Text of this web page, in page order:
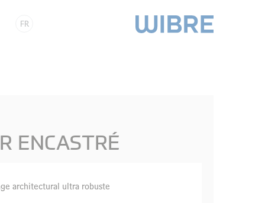
FR
ENCASTRÉ
architectural ultra robuste